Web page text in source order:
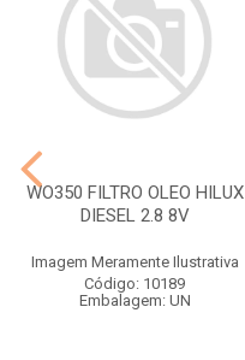
WO350 FILTRO OLEO HILUX
DIESEL 2.8 8V
Imagem Meramente Ilustrativa
Código: 10189
Embalagem: UN